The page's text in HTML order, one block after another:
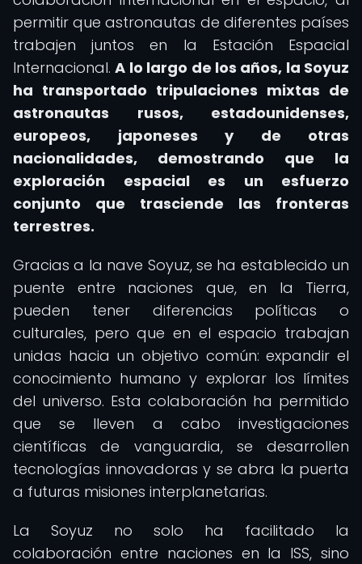
permitir que astronautas de diferentes países
trabajen juntos en la Estación Espacial
Internacional.A lo largo de los años, la Soyuz
ha transportado tripulaciones mixtas de
astronautas rusos, estadounidenses,
europeos, japoneses y de otras
nacionalidades, demostrando que la
exploración espacial es un esfuerzo
conjunto que trasciende las fronteras
terrestres.
Gracias a la nave Soyuz, se ha establecido un
puente entre naciones que, en la Tierra,
pueden tener diferencias políticas o
culturales, pero que en el espacio trabajan
unidas hacia un objetivo común: expandir el
conocimiento humano y explorar los límites
del universo. Esta colaboración ha permitido
que se lleven a cabo investigaciones
científicas de vanguardia, se desarrollen
tecnologías innovadoras y se abra la puerta
a futuras misiones interplanetarias.
La Soyuz no solo ha facilitado la
colaboración entre naciones en la ISS, sino